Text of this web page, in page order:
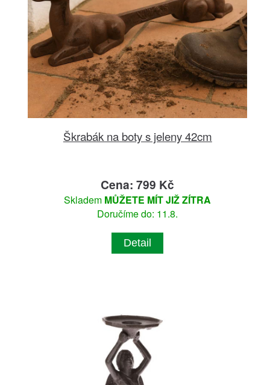
Škrabák na boty s jeleny 42cm
Cena: 799 Kč
Skladem MŮŽETE MÍT JIŽ ZÍTRA
Doručíme do: 11.8.
Detail